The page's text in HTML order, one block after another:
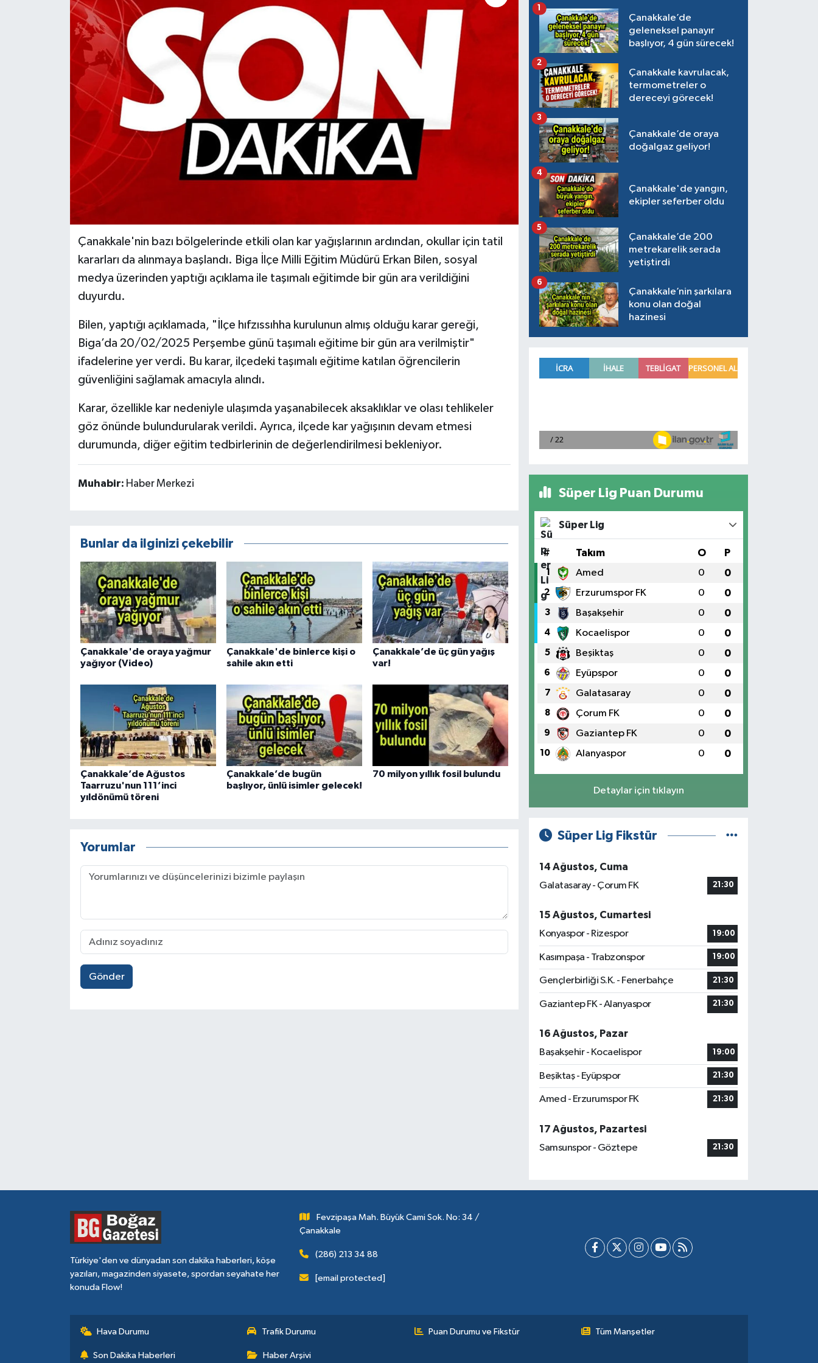
Çanakkale'nin bazı bölgelerinde etkili olan kar yağışlarının ardından, okullar için tatil
kararları da alınmaya başlandı. Biga İlçe Milli Eğitim Müdürü Erkan Bilen, sosyal
medya üzerinden yaptığı açıklama ile taşımalı eğitimde bir gün ara verildiğini
duyurdu.
Bilen, yaptığı açıklamada, "İlçe hıfzıssıhha kurulunun almış olduğu karar gereği,
Biga’da 20/02/2025 Perşembe günü taşımalı eğitime bir gün ara verilmiştir"
ifadelerine yer verdi. Bu karar, ilçedeki taşımalı eğitime katılan öğrencilerin
güvenliğini sağlamak amacıyla alındı.
Karar, özellikle kar nedeniyle ulaşımda yaşanabilecek aksaklıklar ve olası tehlikeler
göz önünde bulundurularak verildi. Ayrıca, ilçede kar yağışının devam etmesi
durumunda, diğer eğitim tedbirlerinin de değerlendirilmesi bekleniyor.
Muhabir: Haber Merkezi
Bunlar da ilginizi çekebilir
Çanakkale'de oraya yağmur
yağıyor (Video)
Çanakkale'de binlerce kişi o
sahile akın etti
Çanakkale’de üç gün yağış
var!
Çanakkale’de Ağustos
Taarruzu'nun 111’inci
yıldönümü töreni
Çanakkale’de bugün
başlıyor, ünlü isimler gelecek!
70 milyon yıllık fosil bulundu
Yorumlar
Gönder
Çanakkale’de
geleneksel panayır
başlıyor, 4 gün sürecek!
1
Çanakkale kavrulacak,
termometreler o
dereceyi görecek!
2
Çanakkale’de oraya
doğalgaz geliyor!
3
Çanakkale'de yangın,
ekipler seferber oldu
4
Çanakkale’de 200
metrekarelik serada
yetiştirdi
5
Çanakkale’nin şarkılara
konu olan doğal
hazinesi
6
Süper Lig Puan Durumu
Süper Lig
# Takım O P
1 Amed 0 0
2 Erzurumspor FK 0 0
3 Başakşehir 0 0
4 Kocaelispor 0 0
5 Beşiktaş 0 0
6 Eyüpspor 0 0
7 Galatasaray 0 0
8 Çorum FK 0 0
9 Gaziantep FK 0 0
10 Alanyaspor 0 0
Detaylar için tıklayın
Süper Lig Fikstür
14 Ağustos, Cuma
Galatasaray - Çorum FK
21:30
15 Ağustos, Cumartesi
Konyaspor - Rizespor
19:00
Kasımpaşa - Trabzonspor 19:00
Gençlerbirliği S.K. - Fenerbahçe 21:30
Gaziantep FK - Alanyaspor 21:30
16 Ağustos, Pazar
Başakşehir - Kocaelispor
19:00
Beşiktaş - Eyüpspor 21:30
Amed - Erzurumspor FK 21:30
17 Ağustos, Pazartesi
Samsunspor - Göztepe
21:30
Türkiye'den ve dünyadan son dakika haberleri, köşe
yazıları, magazinden siyasete, spordan seyahate her
konuda Flow!
Fevzipaşa Mah. Büyük Cami Sok. No: 34 /
Çanakkale
(286) 213 34 88
[email protected]
Hava Durumu Trafik Durumu Puan Durumu ve Fikstür Tüm Manşetler
Son Dakika Haberleri Haber Arşivi